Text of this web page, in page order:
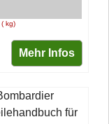
kg
Mehr Infos